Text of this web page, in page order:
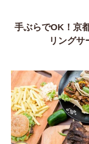
手ぶらでOK！京
リングサ